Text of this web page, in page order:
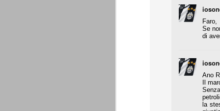
Faro,
Se
di
Ano
Il
la
disputate in questi 5 anni. Otto
ricordare. In particolare con Allegri alla
successi e 2 secondi posti.